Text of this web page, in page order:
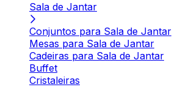
Sala de Jantar
Conjuntos para Sala de Jantar
Mesas para Sala de Jantar
Cadeiras para Sala de Jantar
Buffet
Cristaleiras